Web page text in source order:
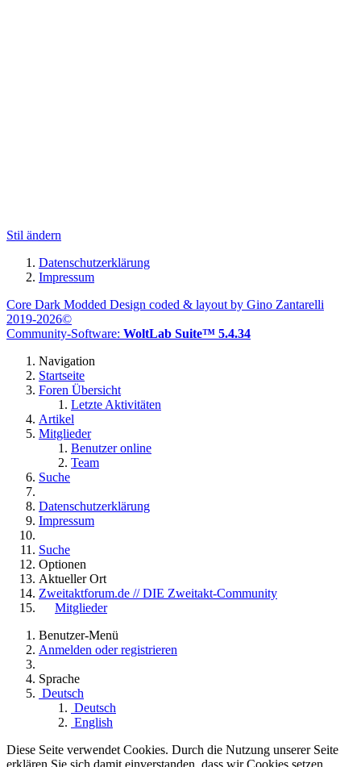
Stil ändern
Datenschutzerklärung
Impressum
Core Dark Modded Design coded & layout by Gino Zantarelli
2019-2026©
Community-Software: WoltLab Suite™ 5.4.34
Navigation
Startseite
Foren Übersicht
Letzte Aktivitäten
Artikel
Mitglieder
Benutzer online
Team
Suche
Datenschutzerklärung
Impressum
Suche
Optionen
Aktueller Ort
Zweitaktforum.de // DIE Zweitakt-Community
Mitglieder
Benutzer-Menü
Anmelden oder registrieren
Sprache
Deutsch
Deutsch
English
Diese Seite verwendet Cookies. Durch die Nutzung unserer Seite
erklären Sie sich damit einverstanden, dass wir Cookies setzen.